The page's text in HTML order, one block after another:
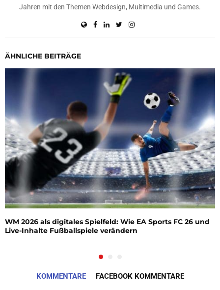
Jahren mit den Themen Webdesign, Multimedia und Games.
ÄHNLICHE BEITRÄGE
WM 2026 als digitales Spielfeld: Wie EA Sports FC 26 und
Live-Inhalte Fußballspiele verändern
KOMMENTARE FACEBOOK KOMMENTARE